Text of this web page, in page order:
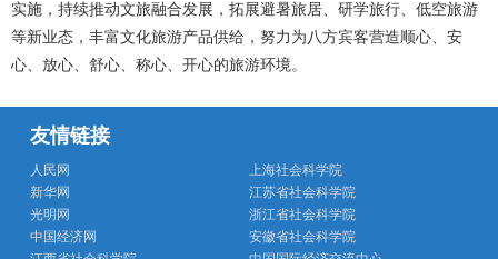
实施，持续推动文旅融合发展，拓展避暑旅居、研学旅行、低空旅游
等新业态，丰富文化旅游产品供给，努力为八方宾客营造顺心、安
心、放心、舒心、称心、开心的旅游环境。
友情链接
人民网
新华网
光明网
中国经济网
上海社会科学院
江苏省社会科学院
浙江省社会科学院
安徽省社会科学院